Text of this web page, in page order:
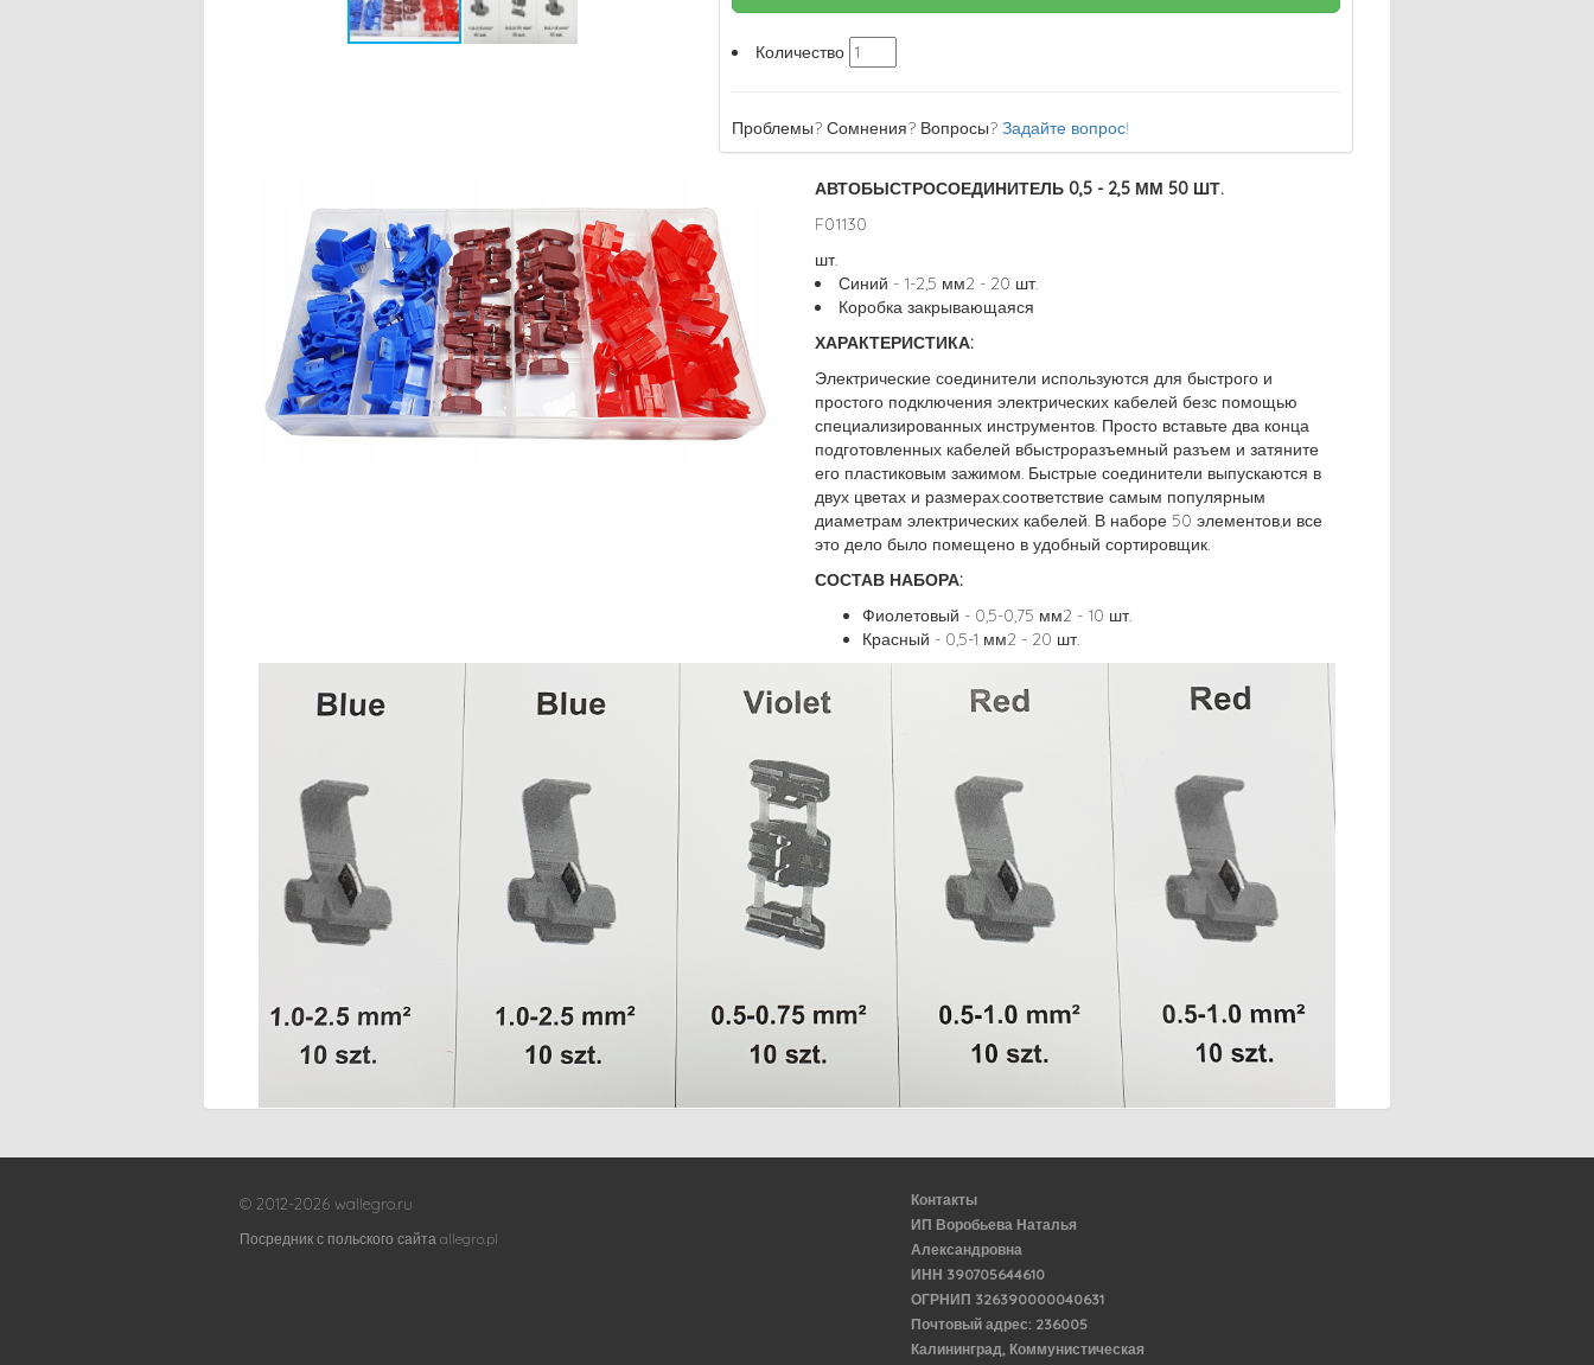
Количество
Проблемы? Сомнения? Вопросы?Задайте вопрос!
АВТОБЫСТРОСОЕДИНИТЕЛЬ 0,5 - 2,5 ММ 50 ШТ.
F01130
шт.
Синий - 1-2,5 мм2 - 20 шт.
Коробка закрывающаяся
ХАРАКТЕРИСТИКА:
Электрические соединители используются для быстрого и
простого подключения электрических кабелей безс помощью
специализированных инструментов. Просто вставьте два конца
подготовленных кабелей вбыстроразъемный разъем и затяните
его пластиковым зажимом. Быстрые соединители выпускаются в
двух цветах и ​​размерах.соответствие самым популярным
диаметрам электрических кабелей. В наборе 50 элементов,и все
это дело было помещено в удобный сортировщик.
СОСТАВ НАБОРА:
Фиолетовый - 0,5-0,75 мм2 - 10 шт.
Красный - 0,5-1 мм2 - 20 шт.
© 2012-2026 wallegro.ru
Посредник с польского сайта allegro.pl
Контакты
ИП Воробьева Наталья
Александровна
ИНН 390705644610
ОГРНИП 326390000040631
Почтовый адрес: 236005
Калининград, Коммунистическая